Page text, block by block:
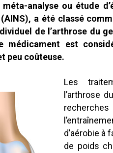
analyse ou étude
a été classé
de l’arthrose du
est
peu coûteuse.
Les
l’arthrose
d’aérobie à
de poids